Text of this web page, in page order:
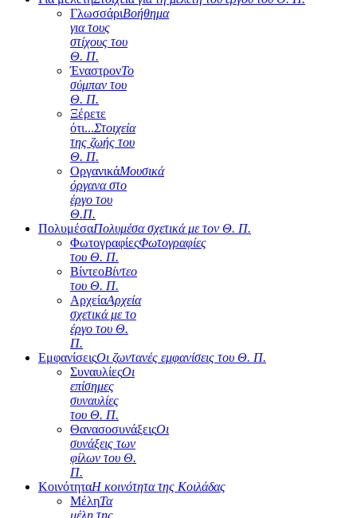
ΓλωσσάριΒοήθημα
για τους
στίχους του
Θ. Π.
ΈναστρονΤο
σύμπαν του
Θ. Π.
Ξέρετε
ότι...Στοιχεία
της ζωής του
Θ. Π.
ΟργανικάΜουσικά
όργανα στο
έργο του
Θ.Π.
ΠολυμέσαΠολυμέσα σχετικά με τον Θ. Π.
ΦωτογραφίεςΦωτογραφίες
του Θ. Π.
ΒίντεοΒίντεο
του Θ. Π.
ΑρχείαΑρχεία
σχετικά με το
έργο του Θ.
Π.
ΕμφανίσειςΟι ζωντανές εμφανίσεις του Θ. Π.
ΣυναυλίεςΟι
επίσημες
συναυλίες
του Θ. Π.
ΘανασοσυνάξειςΟι
συνάξεις των
φίλων του Θ.
Π.
ΚοινότηταΗ κοινότητα της Κοιλάδας
ΜέληΤα